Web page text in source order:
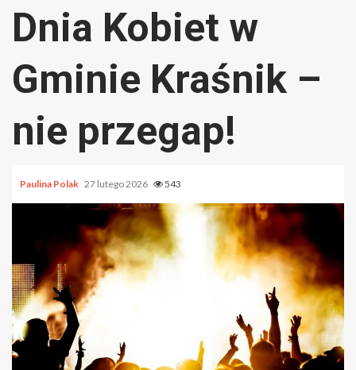
Dnia Kobiet w
Gminie Kraśnik –
nie przegap!
Paulina Polak 27 lutego 2026 543